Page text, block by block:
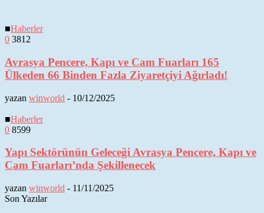
■Haberler
0 3812
Avrasya Pencere, Kapı ve Cam Fuarları 165
Ülkeden 66 Binden Fazla Ziyaretçiyi Ağırladı!
yazan winworld - 10/12/2025
■Haberler
0 8599
Yapı Sektörünün Geleceği Avrasya Pencere, Kapı ve
Cam Fuarları’nda Şekillenecek
yazan winworld - 11/11/2025
Son Yazılar